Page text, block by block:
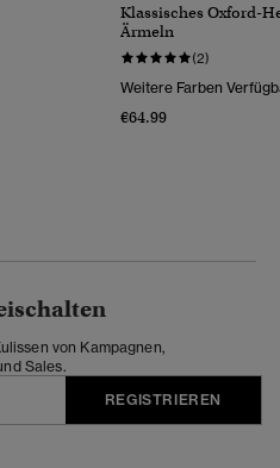
Klassisches Oxford-
Ärmeln
(2)
Weitere Farben
€64.99
von Kampagnen,
Sales.
REGISTRIEREN